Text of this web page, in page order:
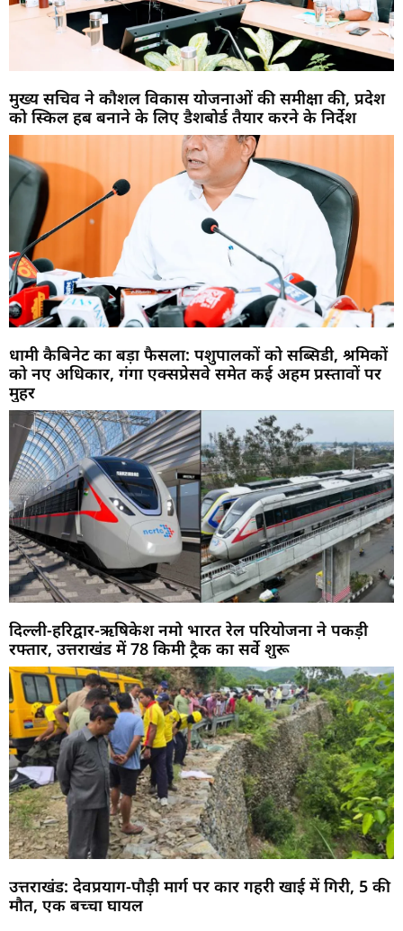
मुख्य सचिव ने कौशल विकास योजनाओं की समीक्षा की, प्रदेश
को स्किल हब बनाने के लिए डैशबोर्ड तैयार करने के निर्देश
धामी कैबिनेट का बड़ा फैसला: पशुपालकों को सब्सिडी, श्रमिकों
को नए अधिकार, गंगा एक्सप्रेसवे समेत कई अहम प्रस्तावों पर
मुहर
दिल्ली-हरिद्वार-ऋषिकेश नमो भारत रेल परियोजना ने पकड़ी
रफ्तार, उत्तराखंड में 78 किमी ट्रैक का सर्वे शुरू
उत्तराखंड: देवप्रयाग-पौड़ी मार्ग पर कार गहरी खाई में गिरी, 5 की
मौत, एक बच्चा घायल